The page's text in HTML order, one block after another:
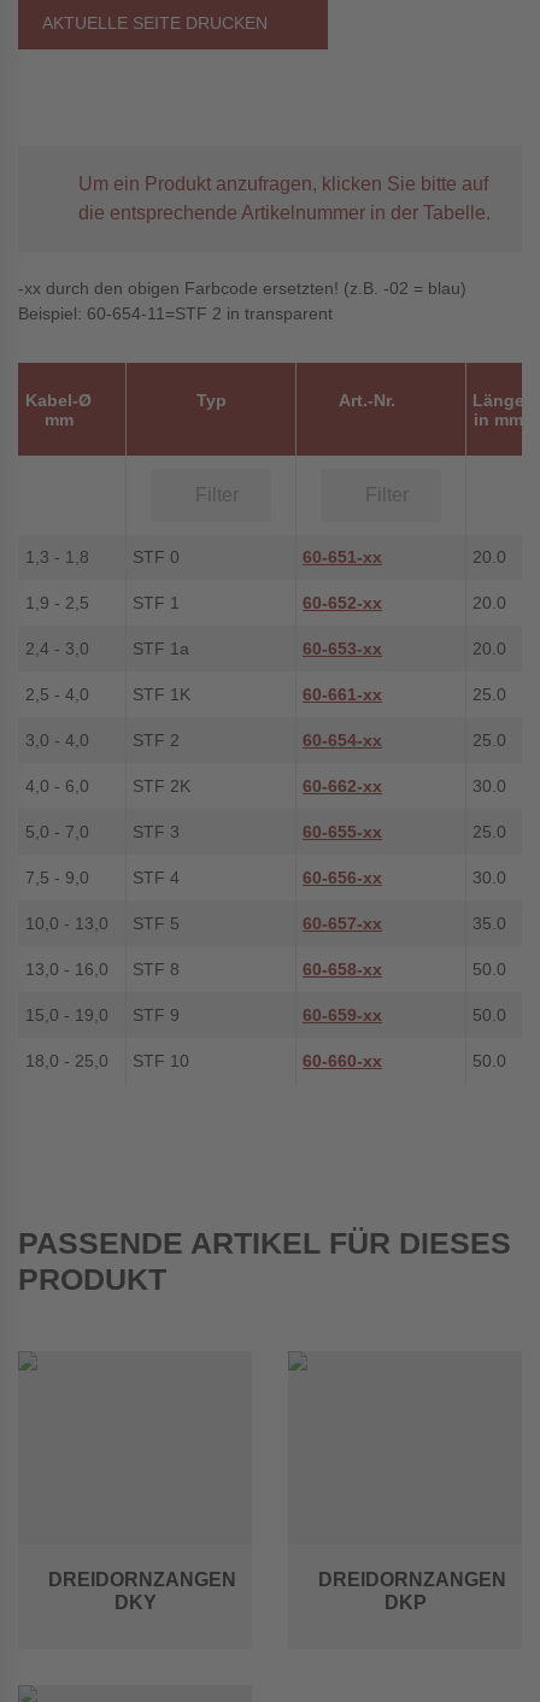
AKTUELLE SEITE DRUCKEN
Um ein Produkt anzufragen, klicken Sie bitte auf
die entsprechende Artikelnummer in der Tabelle.
-xx durch den obigen Farbcode ersetzten! (z.B. -02 = blau)
Beispiel: 60-654-11=STF 2 in transparent
Kabel-Ø
mm
Typ Art.-Nr.
Länge
in mm
1,3 - 1,8 STF 0 60-651-xx 20.0
1,9 - 2,5 STF 1 60-652-xx 20.0
2,4 - 3,0 STF 1a 60-653-xx 20.0
2,5 - 4,0 STF 1K 60-661-xx 25.0
3,0 - 4,0 STF 2 60-654-xx 25.0
4,0 - 6,0 STF 2K 60-662-xx 30.0
5,0 - 7,0 STF 3 60-655-xx 25.0
7,5 - 9,0 STF 4 60-656-xx 30.0
10,0 - 13,0 STF 5 60-657-xx 35.0
13,0 - 16,0 STF 8 60-658-xx 50.0
15,0 - 19,0 STF 9 60-659-xx 50.0
18,0 - 25,0 STF 10 60-660-xx 50.0
PASSENDE ARTIKEL FÜR DIESES
PRODUKT
DREIDORNZANGEN
DKY
DREIDORNZANGEN
DKP